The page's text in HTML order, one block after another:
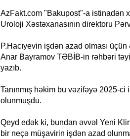
AzFakt.com "Bakupost"-a istinadən
Uroloji Xəstəxanasının direktoru
P.Hacıyevin işdən azad olması üçün
Anar Bayramov TƏBİB-in rəhbəri
yazıb.
Tanınmış həkim bu vəzifəyə 2025-ci
olunmuşdu.
Qeyd edək ki, bundan əvvəl Yeni
bir neçə müşavirin işdən azad